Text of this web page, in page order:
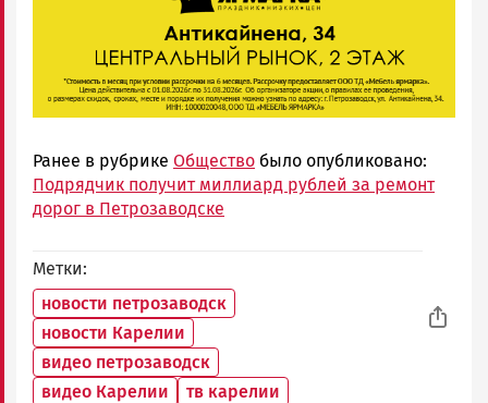
Ранее в рубрике Общество было опубликовано:
Подрядчик получит миллиард рублей за ремонт
дорог в Петрозаводске
Метки
новости петрозаводск
новости Карелии
видео петрозаводск
видео Карелии
тв карелии